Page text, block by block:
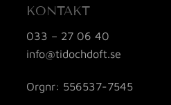
KONTAKT
033 – 27 06 40
info@tidochdoft.se
Orgnr: 556537-7545